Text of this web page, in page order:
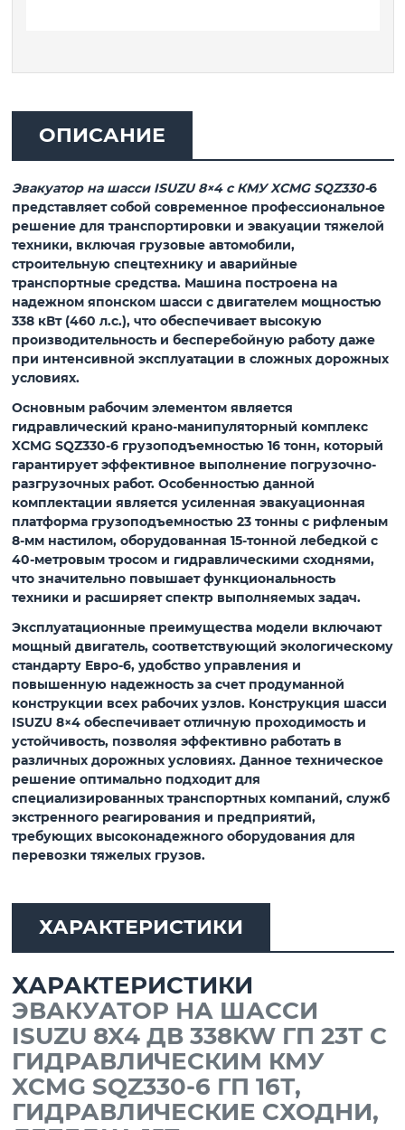
ОПИСАНИЕ
Эвакуатор на шасси ISUZU 8×4 с КМУ XCMG SQZ330-6
представляет собой современное профессиональное
решение для транспортировки и эвакуации тяжелой
техники, включая грузовые автомобили,
строительную спецтехнику и аварийные
транспортные средства. Машина построена на
надежном японском шасси с двигателем мощностью
338 кВт (460 л.с.), что обеспечивает высокую
производительность и бесперебойную работу даже
при интенсивной эксплуатации в сложных дорожных
условиях.
Основным рабочим элементом является
гидравлический крано-манипуляторный комплекс
XCMG SQZ330-6 грузоподъемностью 16 тонн, который
гарантирует эффективное выполнение погрузочно-
разгрузочных работ. Особенностью данной
комплектации является усиленная эвакуационная
платформа грузоподъемностью 23 тонны с рифленым
8-мм настилом, оборудованная 15-тонной лебедкой с
40-метровым тросом и гидравлическими сходнями,
что значительно повышает функциональность
техники и расширяет спектр выполняемых задач.
Эксплуатационные преимущества модели включают
мощный двигатель, соответствующий экологическому
стандарту Евро-6, удобство управления и
повышенную надежность за счет продуманной
конструкции всех рабочих узлов. Конструкция шасси
ISUZU 8×4 обеспечивает отличную проходимость и
устойчивость, позволяя эффективно работать в
различных дорожных условиях. Данное техническое
решение оптимально подходит для
специализированных транспортных компаний, служб
экстренного реагирования и предприятий,
требующих высоконадежного оборудования для
перевозки тяжелых грузов.
ХАРАКТЕРИСТИКИ
ХАРАКТЕРИСТИКИ
ЭВАКУАТОР НА ШАССИ
ISUZU 8X4 ДВ 338KW ГП 23Т С
ГИДРАВЛИЧЕСКИМ КМУ
XCMG SQZ330-6 ГП 16Т,
ГИДРАВЛИЧЕСКИЕ СХОДНИ,